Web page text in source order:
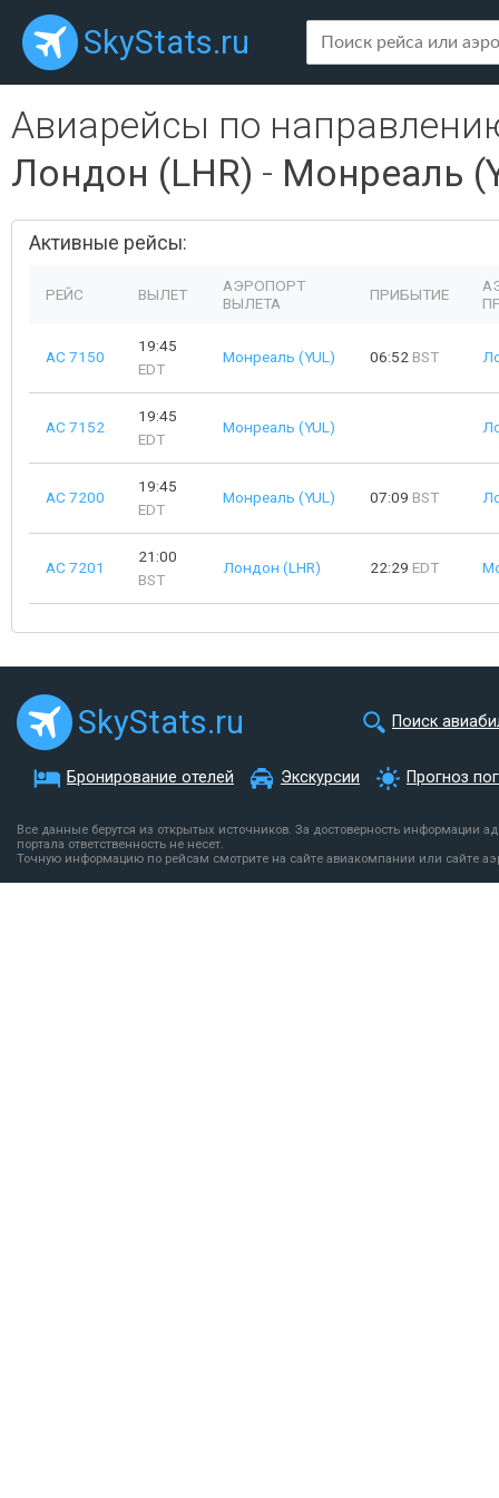
SkyStats.ru
Авиарейсы по
Лондон (LHR) - Монреаль
Активные рейсы:
РЕЙС ВЫЛЕТ
АЭРОПОРТ
ВЫЛЕТА
ПРИБЫТИЕ
AC 7150
19:45
EDT
Монреаль (YUL) 06:52 BST
AC 7152
19:45
EDT
Монреаль (YUL)
AC 7200
19:45
EDT
Монреаль (YUL) 07:09 BST
AC 7201
21:00
BST
Лондон (LHR) 22:29 EDT
SkyStats.ru Поиск
Бронирование отелей Экскурсии Прогноз
Все данные берутся из открытых источников. За достоверность информации
портала ответственность не несет.
Точную информацию по рейсам смотрите на сайте авиакомпании или сайте